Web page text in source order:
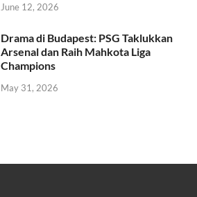
June 12, 2026
Drama di Budapest: PSG Taklukkan
Arsenal dan Raih Mahkota Liga
Champions
May 31, 2026